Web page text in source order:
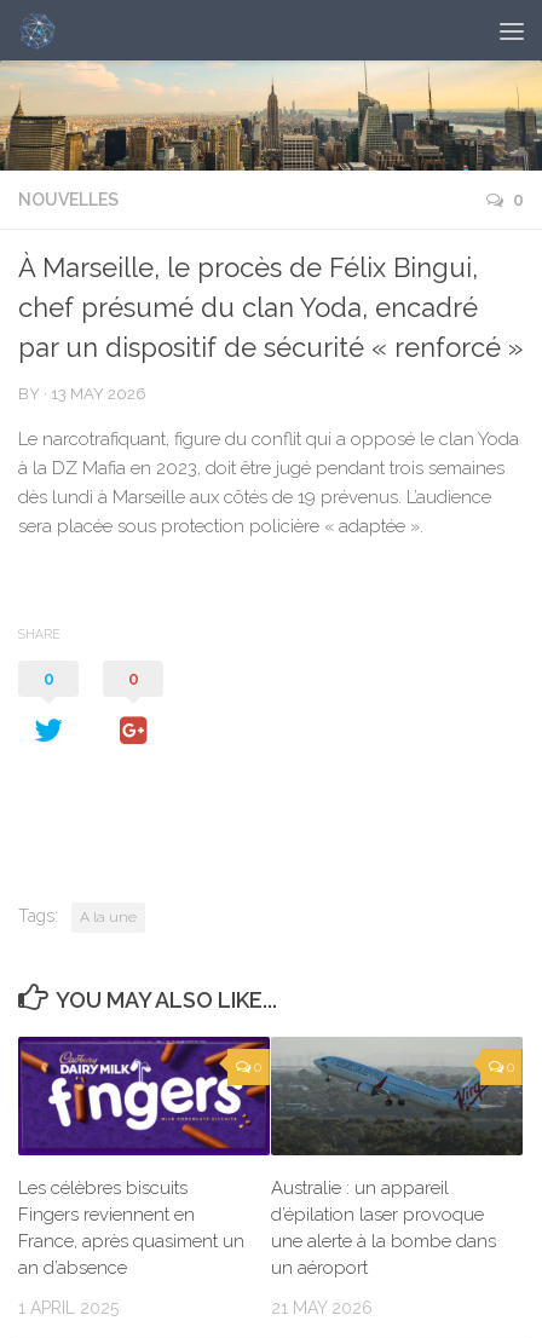
NOUVELLES 0
À Marseille, le procès de Félix Bingui,
chef présumé du clan Yoda, encadré
par un dispositif de sécurité « renforcé »
BY · 13 MAY 2026
Le narcotrafiquant, figure du conflit qui a opposé le clan Yoda
à la DZ Mafia en 2023, doit être jugé pendant trois semaines
dès lundi à Marseille aux côtés de 19 prévenus. L’audience
sera placée sous protection policière « adaptée ».
SHARE
0 0
Tags: A la une
YOU MAY ALSO LIKE...
0
Les célèbres biscuits
Fingers reviennent en
France, après quasiment un
an d’absence
1 APRIL 2025
0
Australie : un appareil
d’épilation laser provoque
une alerte à la bombe dans
un aéroport
21 MAY 2026